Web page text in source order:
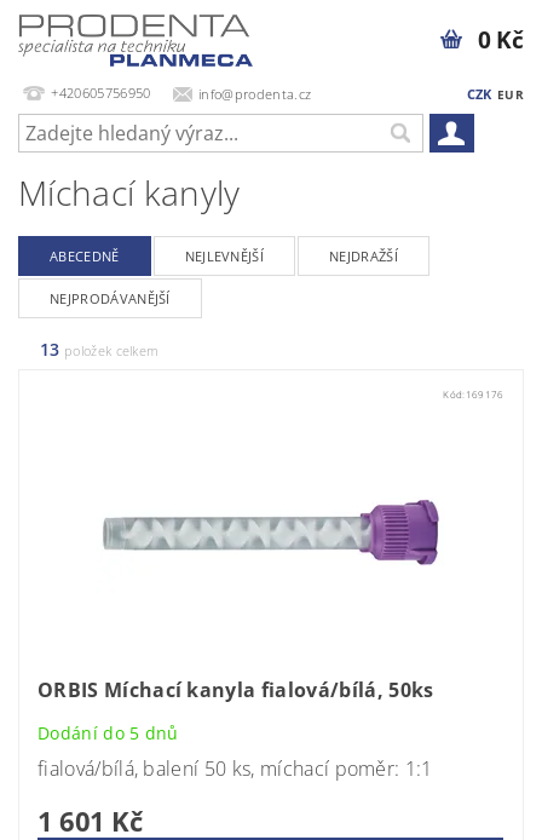
+420605756950 info@prodenta.cz CZK EUR
0 Kč
Míchací kanyly
ABECEDNĚ NEJLEVNĚJŠÍ NEJDRAŽŠÍ
NEJPRODÁVANĚJŠÍ
13 položek celkem
Kód: 169176
ORBIS Míchací kanyla fialová/bílá, 50ks
Dodání do 5 dnů
fialová/bílá, balení 50 ks, míchací poměr: 1:1
1 601 Kč